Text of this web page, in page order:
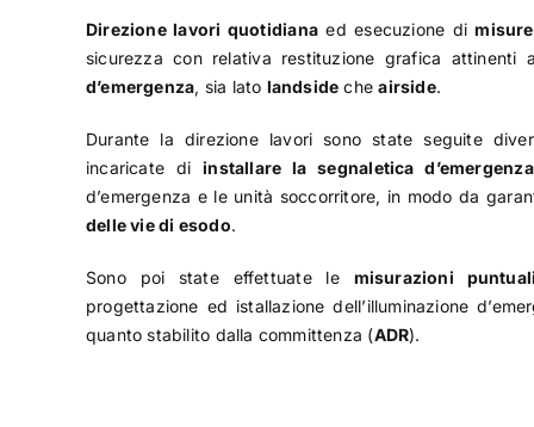
Direzione lavori quotidianaed esecuzione di
sicurezza con relativa restituzione grafica attinenti
d’emergenza, sia lato landside cheairside.
Durante la direzione lavori sono state seguite
incaricate diinstallare la segnaletica
d’emergenza e le unità soccorritore, in modo da
delle vie di esodo.
Sono poi state effettuate le misurazioni puntuali
progettazione ed istallazione dell’illuminazione
quanto stabilito dalla committenza (ADR).